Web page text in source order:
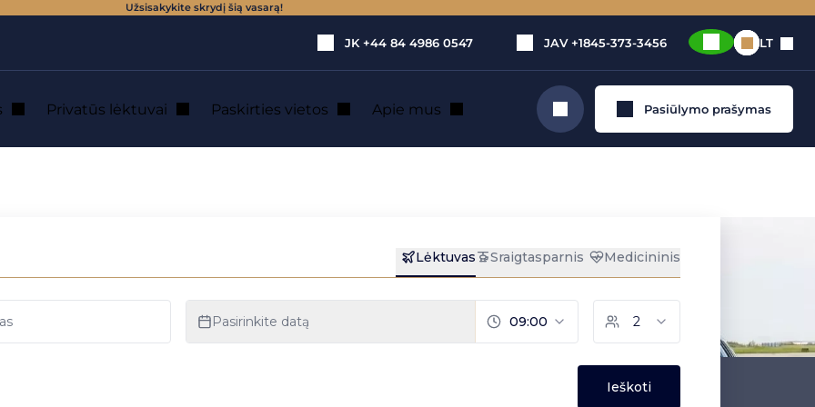
Užsisakykite skrydį šią vasarą!
JK +44 84 4986 0547 JAV +1845-373-3456 LT
Privatūs lėktuvai Paskirties vietos Apie mus Ieškoti Pasiūlymo prašymas